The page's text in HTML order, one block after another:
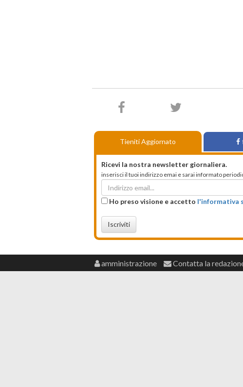
Tieniti Aggiornato
Ricevi la nostra newsletter giornaliera.
inserisci il tuoi indirizzo emai e sarai informato
Ho preso visione e accetto l'informativa
Iscriviti
amministrazione Contatta la